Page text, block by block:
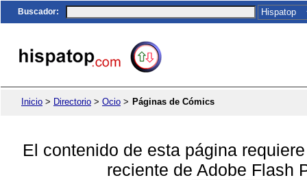
Buscador:
Inicio > Directorio > Ocio > Páginas de Cómics
El contenido de esta página
reciente de Adobe Flash